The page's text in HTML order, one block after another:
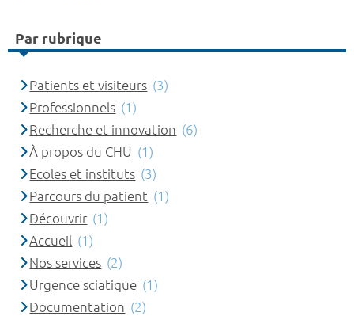
Par rubrique
Patients et visiteurs (3)
Professionnels (1)
Recherche et innovation (6)
À propos du CHU (1)
Ecoles et instituts (3)
Parcours du patient (1)
Découvrir (1)
Accueil (1)
Nos services (2)
Urgence sciatique (1)
Documentation (2)